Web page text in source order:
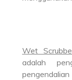
Wet
adalah